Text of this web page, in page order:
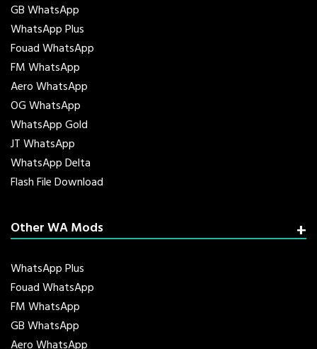
GB WhatsApp
WhatsApp Plus
Fouad WhatsApp
FM WhatsApp
Aero WhatsApp
OG WhatsApp
WhatsApp Gold
JT WhatsApp
WhatsApp Delta
Flash File Download
Other WA Mods
WhatsApp Plus
Fouad WhatsApp
FM WhatsApp
GB WhatsApp